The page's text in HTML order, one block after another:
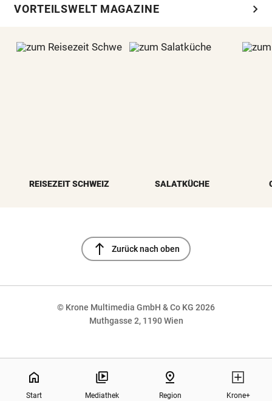
VORTEILSWELT MAGAZINE chevron_right
REISEZEIT SCHWEIZ SALATKÜCHE
north Zurück nach oben
© Krone Multimedia GmbH & Co KG 2026
Muthgasse 2, 1190 Wien
home
Start Mediathek
pin_drop
Region Krone+
NaN%